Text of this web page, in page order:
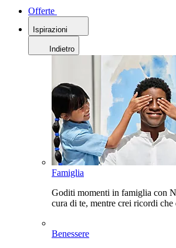
Offerte
Ispirazioni
Indietro
Famiglia
Goditi momenti in famiglia con
cura di te, mentre crei ricordi che
Benessere